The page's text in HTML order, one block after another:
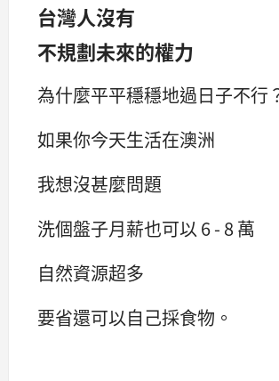
台灣人沒有
不規劃未來的權力
為什麼平平穩穩地過日子不行
如果你今天生活在澳洲
我想沒甚麼問題
洗個盤子月薪也可以 6 - 8 萬
自然資源超多
要省還可以自己採食物。